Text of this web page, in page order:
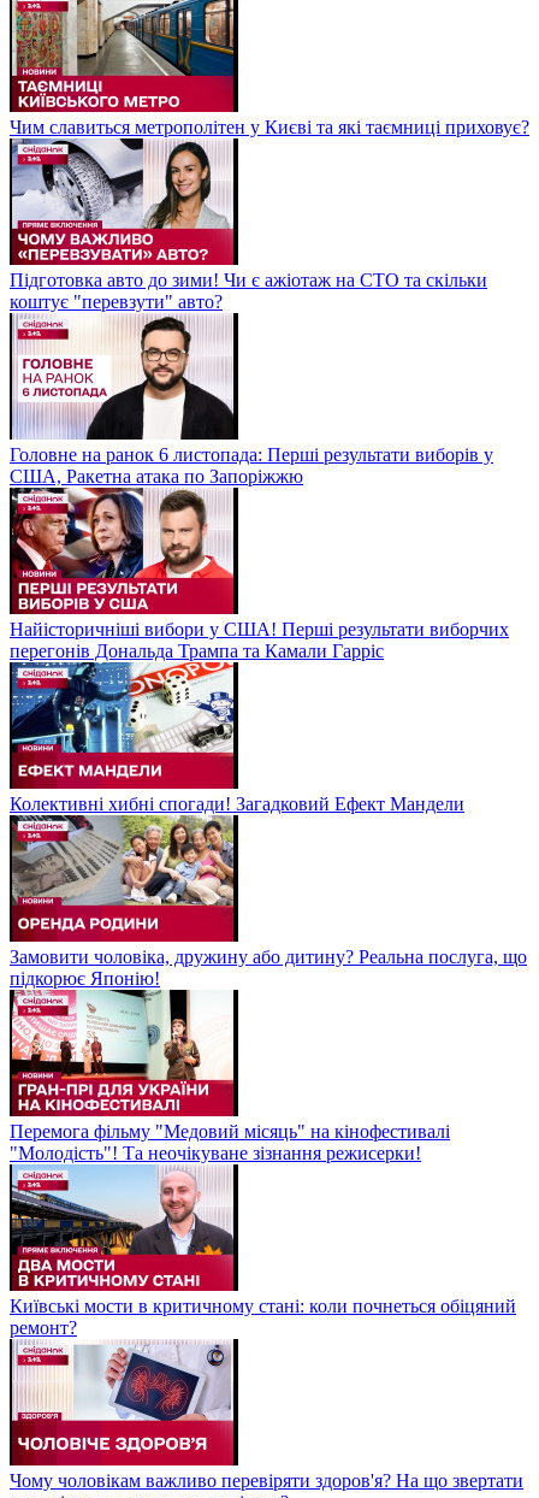
Чим славиться метрополітен у Києві та які таємниці приховує?
Підготовка авто до зими! Чи є ажіотаж на СТО та скільки
коштує "перевзути" авто?
Головне на ранок 6 листопада: Перші результати виборів у
США, Ракетна атака по Запоріжжю
Найісторичніші вибори у США! Перші результати виборчих
перегонів Дональда Трампа та Камали Гарріс
Колективні хибні спогади! Загадковий Ефект Мандели
Замовити чоловіка, дружину або дитину? Реальна послуга, що
підкорює Японію!
Перемога фільму "Медовий місяць" на кінофестивалі
"Молодість"! Та неочікуване зізнання режисерки!
Київські мости в критичному стані: коли почнеться обіцяний
ремонт?
Чому чоловікам важливо перевіряти здоров'я? На що звертати